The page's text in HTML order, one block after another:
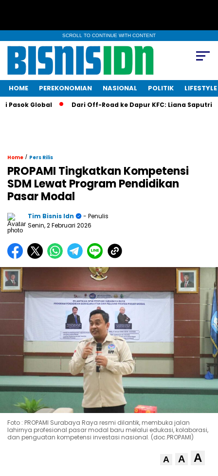
SCROLL TO CONTINUE WITH CONTENT
HOME PEREKONOMIAN NASIONAL POLITIK LIFESTYLE
Global Dari Off-Road ke Dapur KFC: Liana Saputri Buat
Home / Pers Rilis
PROPAMI Tingkatkan Kompetensi
SDM Lewat Program Pendidikan
Pasar Modal
Tim Bisnis Idn
- Penulis
Senin, 2 Februari 2026
Foto : PROPAMI Surabaya Raya resmi dilantik, membuka jalan
lahirnya profesional pasar modal baru melalui edukasi, kolaborasi,
dan penguatan kompetensi investasi nasional. (doc.PROPAMI)
A A A